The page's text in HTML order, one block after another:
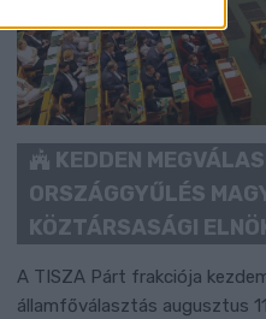
KEDDEN
ORSZÁGGYŰLÉS
KÖZTÁRSASÁGI
A TISZA Párt frakciója
államfőválasztás augusztus